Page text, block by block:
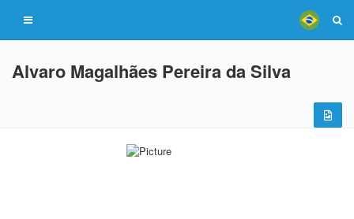
Alvaro Magalhães Pereira da Silva